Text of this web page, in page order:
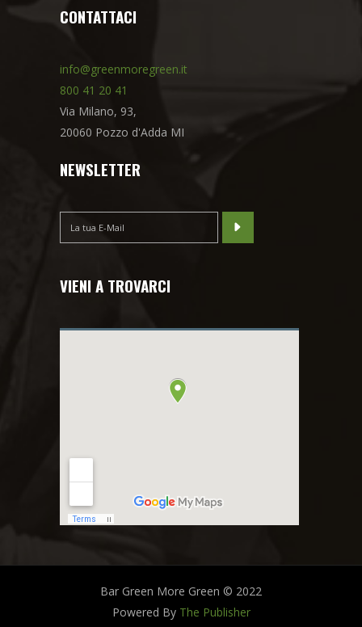
CONTATTACI
info@greenmoregreen.it
800 41 20 41
Via Milano, 93,
20060 Pozzo d'Adda MI
NEWSLETTER
VIENI A TROVARCI
Bar Green More Green © 2022
Powered By The Publisher